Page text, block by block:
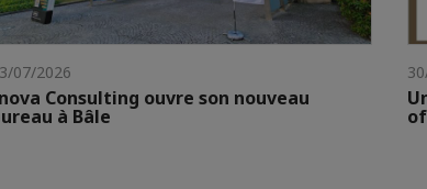
07/2026
Consulting ouvre son nouveau
à Bâle